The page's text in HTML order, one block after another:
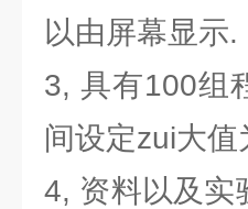
以由屏幕显示.
3, 具有100组
间设定zui大
4, 资料以及实